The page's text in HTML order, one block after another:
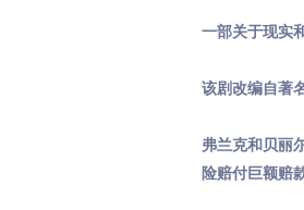
一部关于现实
该剧改编自著
弗兰克和贝丽
险赔付巨额赔